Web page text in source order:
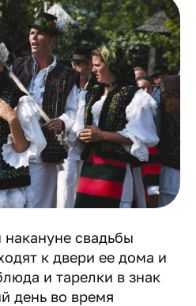
свадьбы
к двери ее дома и
и тарелки в знак
день во время